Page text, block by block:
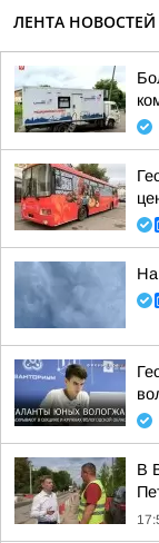
ЛЕНТА НОВОСТЕЙ
На
В